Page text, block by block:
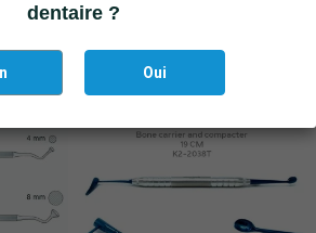
dentaire ?
Oui